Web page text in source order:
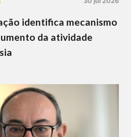
identifica mecanismo
da atividade